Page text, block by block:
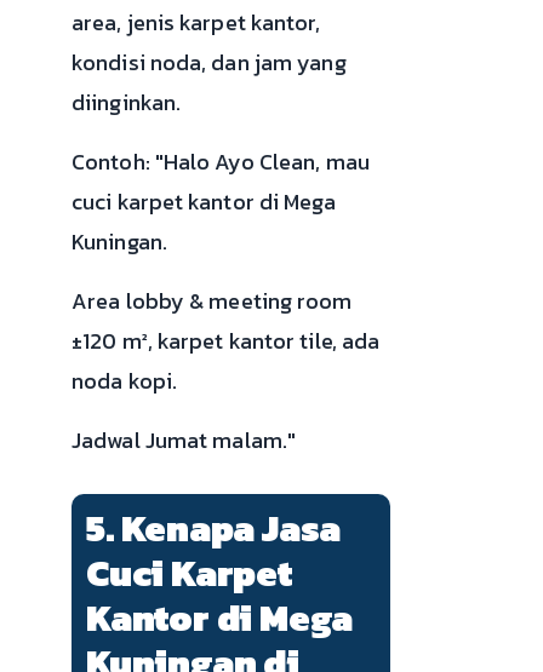
area, jenis karpet kantor,
kondisi noda, dan jam yang
diinginkan.
Contoh: "Halo Ayo Clean, mau
cuci karpet kantor di Mega
Kuningan.
Area lobby & meeting room
±120 m², karpet kantor tile, ada
noda kopi.
Jadwal Jumat malam."
5. Kenapa Jasa
Cuci Karpet
Kantor di Mega